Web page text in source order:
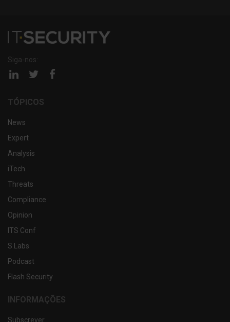
Siga-nos:
Página Página
TÓPICOS
News
Expert
Analysis
iTech
Threats
Compliance
Opinion
ITS Conf
S.Labs
Podcast
Flash Security
INFORMAÇÕES
Subscrever